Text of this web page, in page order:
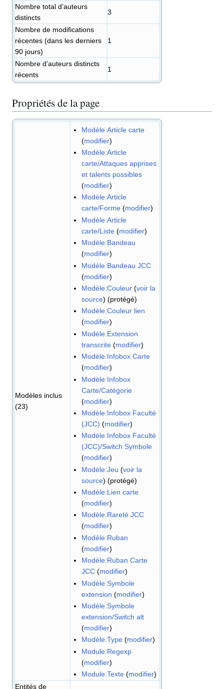
Nombre total d’auteurs
distincts
3
Nombre de modifications
récentes (dans les derniers
90 jours)
1
Nombre d’auteurs distincts
récents
1
Propriétés de la page
Modèles inclus
(23)
Modèle:Article carte
(modifier)
Modèle:Article
carte/Attaques apprises
et talents possibles
(modifier)
Modèle:Article
carte/Forme (modifier)
Modèle:Article
carte/Liste (modifier)
Modèle:Bandeau
(modifier)
Modèle:Bandeau JCC
(modifier)
Modèle:Couleur (voir la
source) (protégé)
Modèle:Couleur lien
(modifier)
Modèle:Extension
transcrite (modifier)
Modèle:Infobox Carte
(modifier)
Modèle:Infobox
Carte/Catégorie
(modifier)
Modèle:Infobox Faculté
(JCC) (modifier)
Modèle:Infobox Faculté
(JCC)/Switch Symbole
(modifier)
Modèle:Jeu (voir la
source) (protégé)
Modèle:Lien carte
(modifier)
Modèle:Rareté JCC
(modifier)
Modèle:Ruban
(modifier)
Modèle:Ruban Carte
JCC (modifier)
Modèle:Symbole
extension (modifier)
Modèle:Symbole
extension/Switch alt
(modifier)
Modèle:Type (modifier)
Module:Regexp
(modifier)
Module:Texte (modifier)
Entités de